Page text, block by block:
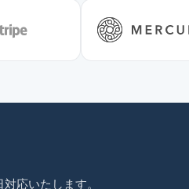
応いたします。